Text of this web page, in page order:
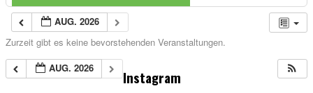
AUG. 2026
Zurzeit gibt es keine bevorstehenden Veranstaltungen.
AUG. 2026
Instagram